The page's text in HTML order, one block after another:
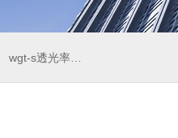
wgt-s透光率雾度测定仪